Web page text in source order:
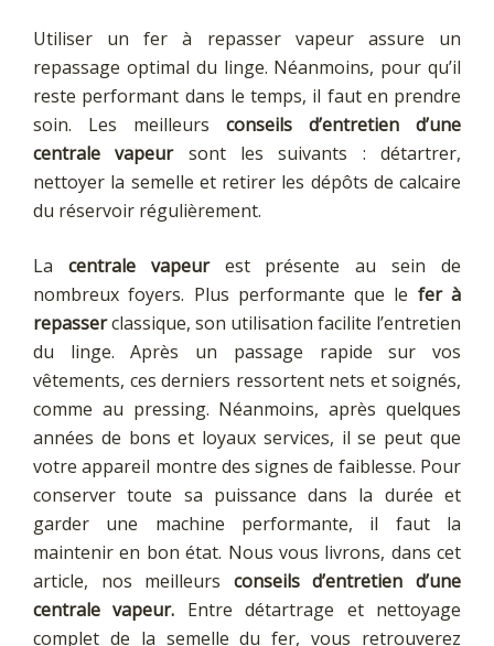
Utiliser un fer à repasser vapeur assure un
repassage optimal du linge. Néanmoins, pour qu’il
reste performant dans le temps, il faut en prendre
soin. Les meilleurs conseils d’entretien d’une
centrale vapeursont les suivants : détartrer,
nettoyer la semelle et retirer les dépôts de calcaire
du réservoir régulièrement.
La centrale vapeurest présente au sein de
nombreux foyers. Plus performante que le fer à
repasserclassique, son utilisation facilite l’entretien
du linge. Après un passage rapide sur vos
vêtements, ces derniers ressortent nets et soignés,
comme au pressing. Néanmoins, après quelques
années de bons et loyaux services, il se peut que
votre appareil montre des signes de faiblesse. Pour
conserver toute sa puissance dans la durée et
garder une machine performante, il faut la
maintenir en bon état. Nous vous livrons, dans cet
article, nos meilleurs conseils d’entretien d’une
centrale vapeur. Entre détartrage et nettoyage
complet de la semelle du fer, vous retrouverez